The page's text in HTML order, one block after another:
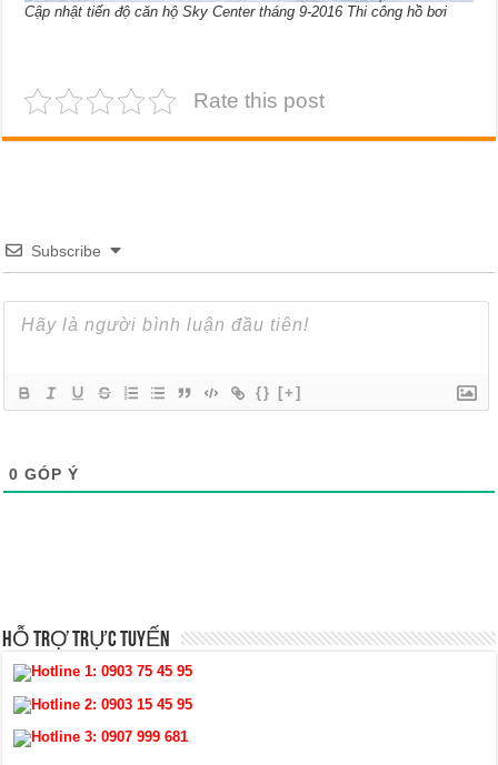
Cập nhật tiến độ căn hộ Sky Center tháng 9-2016 Thi công hồ bơi
Rate this post
Subscribe
{} [+]
0 GÓP Ý
HỖ TRỢ TRỰC TUYẾN
Hotline 1:0903 75 45 95
Hotline 2:0903 15 45 95
Hotline 3:0907 999 681